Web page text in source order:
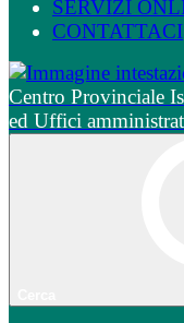
SERVIZI
CONTATTACI
Centro Provinciale
ed Uffici